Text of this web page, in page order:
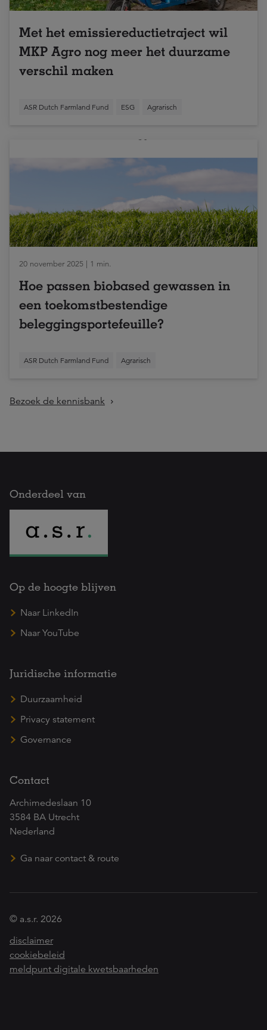
Met het emissiereductietraject wil
MKP Agro nog meer het duurzame
verschil maken
ASR Dutch Farmland Fund ESG Agrarisch
20 november 2025 | 1 min.
Hoe passen biobased gewassen in
een toekomstbestendige
beleggingsportefeuille?
ASR Dutch Farmland Fund Agrarisch
Bezoek de kennisbank
Onderdeel van
Op de hoogte blijven
Naar LinkedIn
Naar YouTube
Juridische informatie
Duurzaamheid
Privacy statement
Governance
Contact
Archimedeslaan 10
3584 BA Utrecht
Nederland
Ga naar contact & route
© a.s.r. 2026
disclaimer
cookiebeleid
meldpunt digitale kwetsbaarheden